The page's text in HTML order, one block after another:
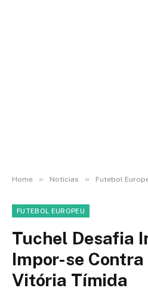
Home » Noticias » Futebol
FUTEBOL EUROPEU
Tuchel Desafia
Impor-se
Vitória Tímida